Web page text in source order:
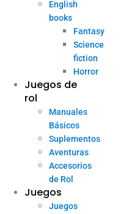
English
books
Fantasy
Science
fiction
Horror
Juegos de
rol
Manuales
Básicos
Suplementos
Aventuras
Accesorios
de Rol
Juegos
Juegos